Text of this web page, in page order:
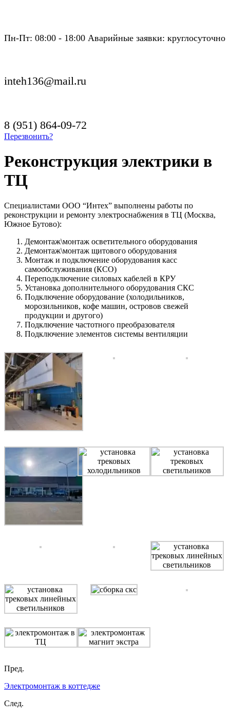
Пн-Пт: 08:00 - 18:00 Аварийные заявки: круглосуточно
inteh136@mail.ru
8 (951) 864-09-72
Перезвонить?
Реконструкция электрики в
ТЦ
Специалистами ООО “Интех” выполнены работы по
реконструкции и ремонту электроснабжения в ТЦ (Москва,
Южное Бутово):
Демонтаж\монтаж осветительного оборудования
Демонтаж\монтаж щитового оборудования
Монтаж и подключение оборудования касс
самообслуживания (КСО)
Переподключение силовых кабелей в КРУ
Установка дополнительного оборудования СКС
Подключение оборудование (холодильников,
морозильников, кофе машин, островов свежей
продукции и другого)
Подключение частотного преобразователя
Подключение элементов системы вентиляции
Пред.
Электромонтаж в коттедже
След.